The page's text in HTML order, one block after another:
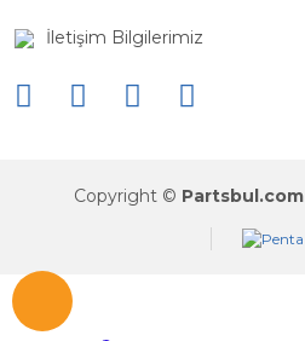
İletişim Bilgilerimiz
Copyright © Partsbul.com